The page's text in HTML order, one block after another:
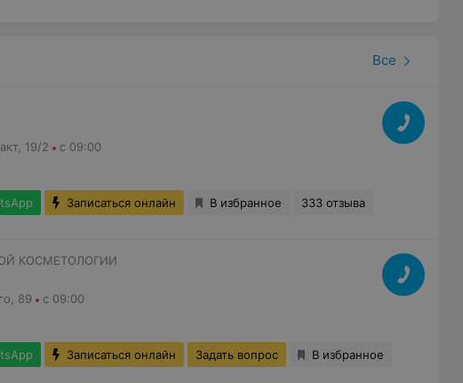
Все
19/2 с 09:00
Записаться онлайн В избранное 333 отзыва
КОСМЕТОЛОГИИ
89 с 09:00
Записаться онлайн Задать вопрос
В избранное